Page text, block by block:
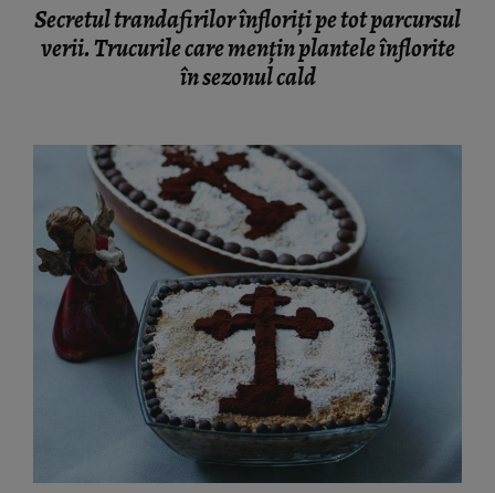
Secretul trandafirilor înfloriți pe tot parcursul
verii. Trucurile care mențin plantele înflorite
în sezonul cald